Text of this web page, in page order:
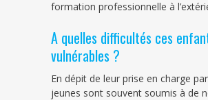
formation professionnelle à
A quelles difficultés ces
vulnérables ?
En dépit de leur prise en charge par
jeunes sont souvent soumis à de